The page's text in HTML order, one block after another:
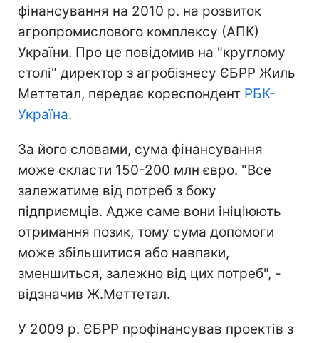
фінансування на 2010 р. на розвиток
агропромислового комплексу (АПК)
України. Про це повідомив на "круглому
столі" директор з агробізнесу ЄБРР Жиль
Меттетал, передає кореспондент РБК-
Україна.
За його словами, сума фінансування
може скласти 150-200 млн євро. "Все
залежатиме від потреб з боку
підприємців. Адже саме вони ініціюють
отримання позик, тому сума допомоги
може збільшитися або навпаки,
зменшиться, залежно від цих потреб", -
відзначив Ж.Меттетал.
У 2009 р. ЄБРР профінансував проектів з